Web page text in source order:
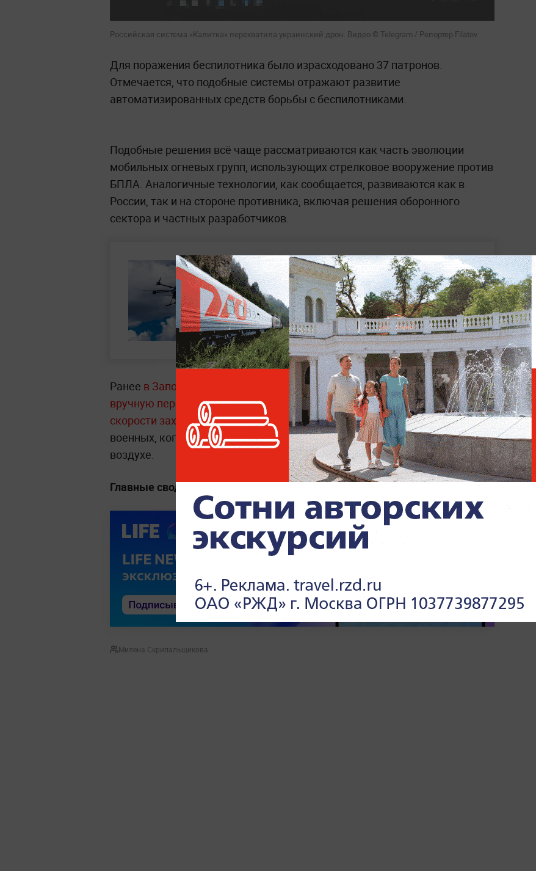
Российская система «Калитка» перехватила украинский дрон. Видео © Telegram / Репортер Filatov
Для поражения беспилотника было израсходовано 37 патронов.
Отмечается, что подобные системы отражают развитие
автоматизированных средств борьбы с беспилотниками.
Подобные решения всё чаще рассматриваются как часть эволюции
мобильных огневых групп, использующих стрелковое вооружение против
БПЛА. Аналогичные технологии, как сообщается, развиваются как в
России, так и на стороне противника, включая решения оборонного
сектора и частных разработчиков.
Российский FPV-дрон
устроил «турне» по
передовой на украинском
роботе
Ранее в Запорожской области российский военнослужащий сумел
вручную перехватить украинский FPV-дрон, который на высокой
скорости заходил на цель.Беспилотник пикировал на позиции российских
военных, когда один из его товарищей сумел поймать его прямо в
воздухе.
Главные сводки, заявления и события —в разделе «СВО» на Life.ru.
Милена Скрипальщикова